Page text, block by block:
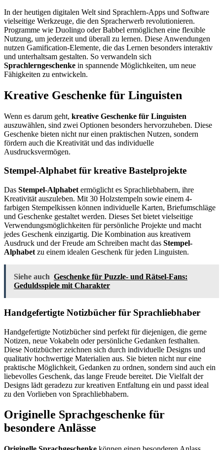
In der heutigen digitalen Welt sind Sprachlern-Apps und Software
vielseitige Werkzeuge, die den Spracherwerb revolutionieren.
Programme wie Duolingo oder Babbel ermöglichen eine flexible
Nutzung, um jederzeit und überall zu lernen. Diese Anwendungen
nutzen Gamification-Elemente, die das Lernen besonders interaktiv
und unterhaltsam gestalten. So verwandeln sich
Sprachlerngeschenke in spannende Möglichkeiten, um neue
Fähigkeiten zu entwickeln.
Kreative Geschenke für Linguisten
Wenn es darum geht, kreative Geschenke für Linguisten
auszuwählen, sind zwei Optionen besonders hervorzuheben. Diese
Geschenke bieten nicht nur einen praktischen Nutzen, sondern
fördern auch die Kreativität und das individuelle
Ausdrucksvermögen.
Stempel-Alphabet für kreative Bastelprojekte
Das Stempel-Alphabet ermöglicht es Sprachliebhabern, ihre
Kreativität auszuleben. Mit 30 Holzstempeln sowie einem 4-
farbigen Stempelkissen können individuelle Karten, Briefumschläge
und Geschenke gestaltet werden. Dieses Set bietet vielseitige
Verwendungsmöglichkeiten für persönliche Projekte und macht
jedes Geschenk einzigartig. Die Kombination aus kreativem
Ausdruck und der Freude am Schreiben macht das Stempel-
Alphabet zu einem idealen Geschenk für jeden Linguisten.
Siehe auch Geschenke für Puzzle- und Rätsel-Fans:
Geduldsspiele mit Charakter
Handgefertigte Notizbücher für Sprachliebhaber
Handgefertigte Notizbücher sind perfekt für diejenigen, die gerne
Notizen, neue Vokabeln oder persönliche Gedanken festhalten.
Diese Notizbücher zeichnen sich durch individuelle Designs und
qualitativ hochwertige Materialien aus. Sie bieten nicht nur eine
praktische Möglichkeit, Gedanken zu ordnen, sondern sind auch ein
liebevolles Geschenk, das lange Freude bereitet. Die Vielfalt der
Designs lädt geradezu zur kreativen Entfaltung ein und passt ideal
zu den Vorlieben von Sprachliebhabern.
Originelle Sprachgeschenke für
besondere Anlässe